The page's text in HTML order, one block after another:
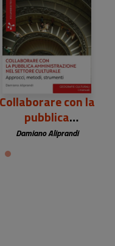
24,00 €
Collaborare con la
pubblica
amministrazione nel
settore culturale
Damiano Aliprandi